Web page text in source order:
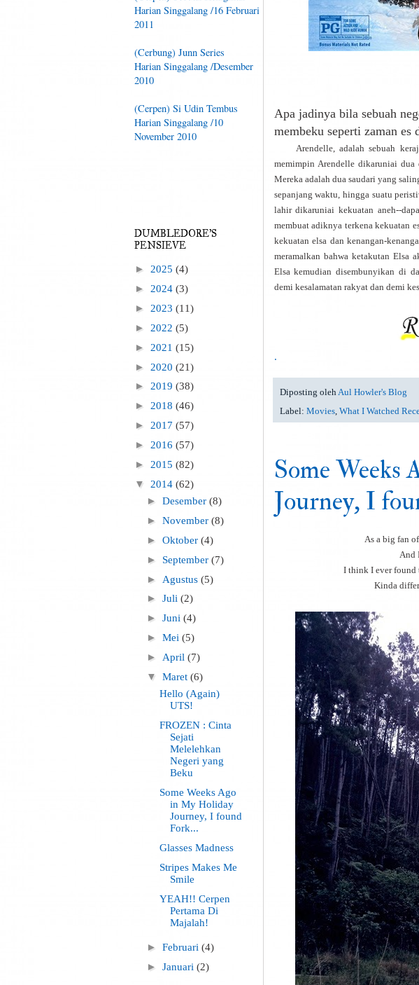
Apa jadinya bila sebuah
membeku seperti zaman es
Arendelle, adalah sebuah
memimpin Arendelle dikaruniai
Mereka adalah dua saudari yang
sepanjang waktu, hingga suatu
lahir dikaruniai kekuatan aneh--
membuat adiknya terkena kekuatan
kekuatan elsa dan kenangan-
meramalkan bahwa ketakutan Elsa
Elsa kemudian disembunyikan di
demi kesalamatan rakyat dan demi
.
Diposting oleh Aul Howler's Blog
Label: Movies, What I Watched
Some Weeks
Journey, I
As a big fan
And
I think I ever found
Kinda
Harian Singgalang /16 Februari
2011
(Cerbung) Junn Series
Harian Singgalang /Desember
2010
(Cerpen) Si Udin Tembus
Harian Singgalang /10
November 2010
DUMBLEDORE'S
PENSIEVE
► 2025 (4)
► 2024 (3)
► 2023 (11)
► 2022 (5)
► 2021 (15)
► 2020 (21)
► 2019 (38)
► 2018 (46)
► 2017 (57)
► 2016 (57)
► 2015 (82)
▼ 2014 (62)
►Desember(8)
►November(8)
►Oktober(4)
► September(7)
► Agustus(5)
►Juli(2)
►Juni(4)
►Mei(5)
► April(7)
▼Maret(6)
Hello (Again)
UTS!
FROZEN : Cinta
Sejati
Melelehkan
Negeri yang
Beku
Some Weeks Ago
in My Holiday
Journey, I found
Fork...
Glasses Madness
Stripes Makes Me
Smile
YEAH!! Cerpen
Pertama Di
Majalah!
►Februari(4)
►Januari(2)